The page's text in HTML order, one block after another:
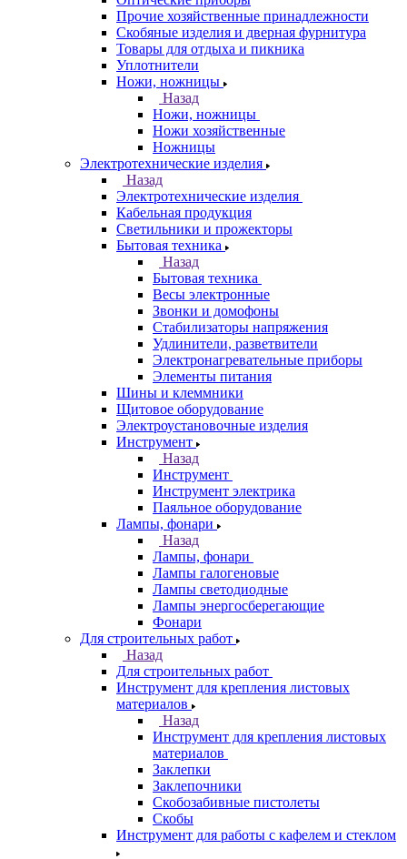
Прочие хозяйственные принадлежности
Скобяные изделия и дверная фурнитура
Товары для отдыха и пикника
Уплотнители
Ножи, ножницы
Назад
Ножи, ножницы
Ножи хозяйственные
Ножницы
Электротехнические изделия
Назад
Электротехнические изделия
Кабельная продукция
Светильники и прожекторы
Бытовая техника
Назад
Бытовая техника
Весы электронные
Звонки и домофоны
Стабилизаторы напряжения
Удлинители, разветвители
Электронагревательные приборы
Элементы питания
Шины и клеммники
Щитовое оборудование
Электроустановочные изделия
Инструмент
Назад
Инструмент
Инструмент электрика
Паяльное оборудование
Лампы, фонари
Назад
Лампы, фонари
Лампы галогеновые
Лампы светодиодные
Лампы энергосберегающие
Фонари
Для строительных работ
Назад
Для строительных работ
Инструмент для крепления листовых
материалов
Назад
Инструмент для крепления листовых
материалов
Заклепки
Заклепочники
Скобозабивные пистолеты
Скобы
Инструмент для работы с кафелем и стеклом